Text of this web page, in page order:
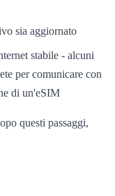
sia aggiornato
stabile - alcuni
per comunicare con
di un'eSIM
questi passaggi,